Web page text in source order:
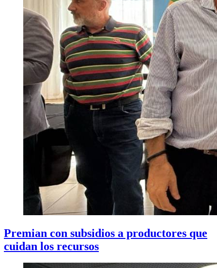
Premian con subsidios a productores que
cuidan los recursos